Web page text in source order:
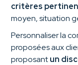
critères
moyen, situation
Personnaliser la
proposées aux
proposantun